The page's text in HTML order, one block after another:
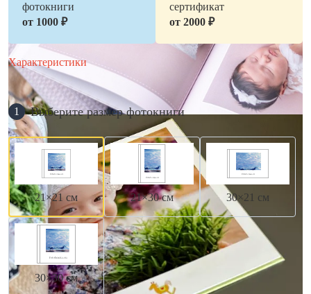
фотокниги
от 1000 ₽
сертификат
от 2000 ₽
Характеристики
1 Выберите размер фотокниги
21×21 см 21×30 см 30×21 см
30×30 см